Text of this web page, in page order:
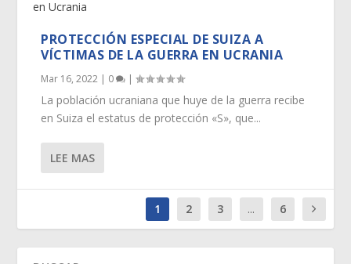
PROTECCIÓN ESPECIAL DE SUIZA A
VÍCTIMAS DE LA GUERRA EN UCRANIA
Mar 16, 2022 | 0 |
La población ucraniana que huye de la guerra recibe
en Suiza el estatus de protección «S», que...
LEE MAS
1 2 3 ... 6